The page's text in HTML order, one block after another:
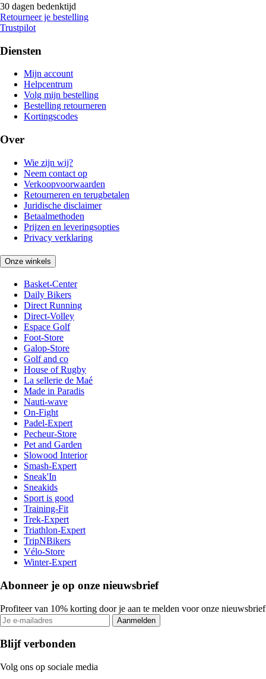
30 dagen bedenktijd
Retourneer je bestelling
Trustpilot
Diensten
Mijn account
Helpcentrum
Volg mijn bestelling
Bestelling retourneren
Kortingscodes
Over
Wie zijn wij?
Neem contact op
Verkoopvoorwaarden
Retourneren en terugbetalen
Juridische disclaimer
Betaalmethoden
Prijzen en leveringsopties
Privacy verklaring
Onze winkels
Basket-Center
Daily Bikers
Direct Running
Direct-Volley
Espace Golf
Foot-Store
Galop-Store
Golf and co
House of Rugby
La sellerie de Maé
Made in Paradis
Nauti-wave
On-Fight
Padel-Expert
Pecheur-Store
Pet and Garden
Slowood Interior
Smash-Expert
Sneak'In
Sneakids
Sport is good
Training-Fit
Trek-Expert
Triathlon-Expert
TripNBikers
Vélo-Store
Winter-Expert
Abonneer je op onze nieuwsbrief
Profiteer van 10% korting door je aan te melden voor onze nieuwsbrief
Aanmelden
Blijf verbonden
Volg ons op sociale media